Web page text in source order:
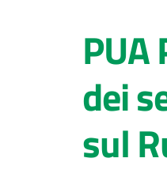
PUA
dei
sul